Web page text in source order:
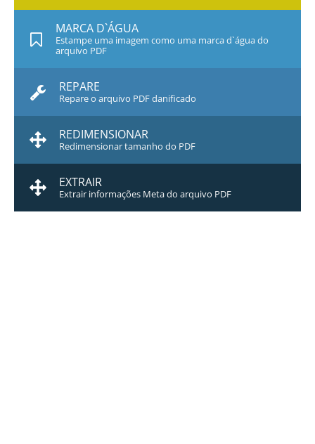
MARCA D`ÁGUA
Estampe uma imagem como uma marca d`água do
arquivo PDF
REPARE
Repare o arquivo PDF danificado
REDIMENSIONAR
Redimensionar tamanho do PDF
EXTRAIR
Extrair informações Meta do arquivo PDF